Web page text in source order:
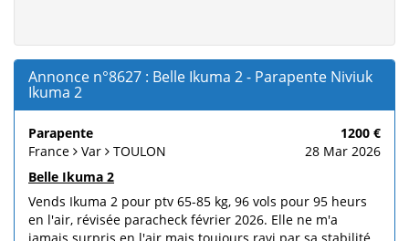
Annonce n°8627 : Belle Ikuma 2 - Parapente Niviuk
Ikuma 2
Parapente
1200 €
France
Var TOULON
28 Mar 2026
Belle Ikuma 2
Vends Ikuma 2 pour ptv 65-85 kg, 96 vols pour 95 heurs
en l'air, révisée paracheck février 2026. Elle ne m'a